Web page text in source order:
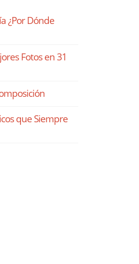
¿Por Dónde
Fotos en 31
que Siempre